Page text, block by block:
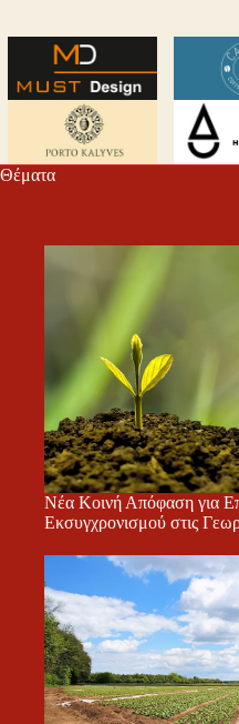
Θέματα
Νέα Κοινή Απόφαση για
Εκσυγχρονισμού στις